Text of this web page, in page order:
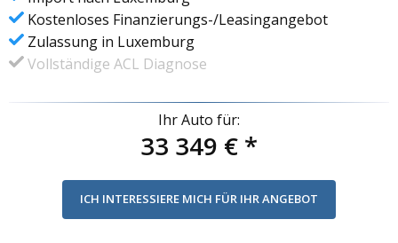
Kostenloses Finanzierungs-/Leasingangebot
Zulassung in Luxemburg
Vollständige ACL Diagnose
Ihr Auto für:
33 349 € *